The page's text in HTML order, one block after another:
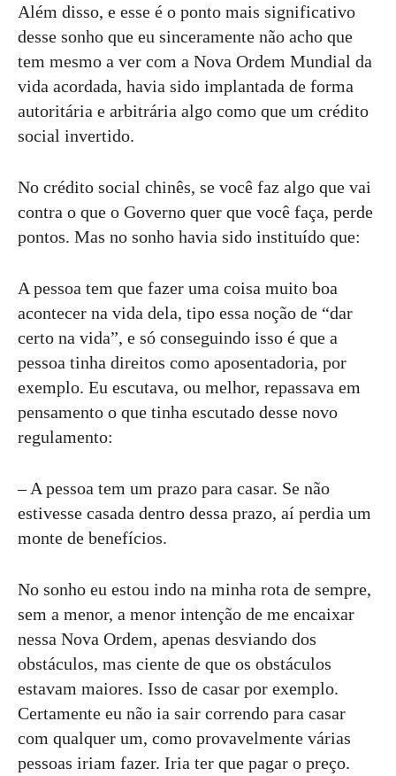
Além disso, e esse é o ponto mais significativo
desse sonho que eu sinceramente não acho que
tem mesmo a ver com a Nova Ordem Mundial da
vida acordada, havia sido implantada de forma
autoritária e arbitrária algo como que um crédito
social invertido.
No crédito social chinês, se você faz algo que vai
contra o que o Governo quer que você faça, perde
pontos. Mas no sonho havia sido instituído que:
A pessoa tem que fazer uma coisa muito boa
acontecer na vida dela, tipo essa noção de “dar
certo na vida”, e só conseguindo isso é que a
pessoa tinha direitos como aposentadoria, por
exemplo. Eu escutava, ou melhor, repassava em
pensamento o que tinha escutado desse novo
regulamento:
– A pessoa tem um prazo para casar. Se não
estivesse casada dentro dessa prazo, aí perdia um
monte de benefícios.
No sonho eu estou indo na minha rota de sempre,
sem a menor, a menor intenção de me encaixar
nessa Nova Ordem, apenas desviando dos
obstáculos, mas ciente de que os obstáculos
estavam maiores. Isso de casar por exemplo.
Certamente eu não ia sair correndo para casar
com qualquer um, como provavelmente várias
pessoas iriam fazer. Iria ter que pagar o preço.